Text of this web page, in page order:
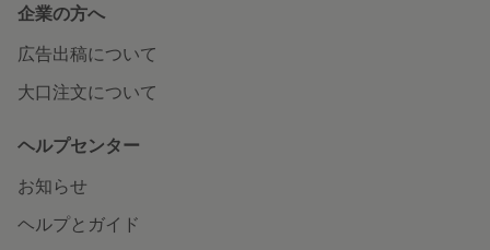
企業の方へ
広告出稿について
大口注文について
ヘルプセンター
お知らせ
ヘルプとガイド